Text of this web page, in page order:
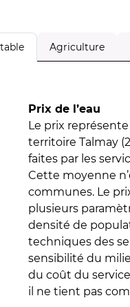
Agriculture
Prix de l’eau
Le prix
territoire Talmay
faites par les
Cette moyenne
communes. Le
plusieurs
densité de
techniques des
sensibilité du
du coût du
il ne tient pas